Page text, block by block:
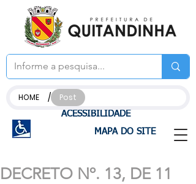
ACESSIBILIDADE
MAPA DO SITE
HOME / Post
DECRETO Nº. 13, DE 11